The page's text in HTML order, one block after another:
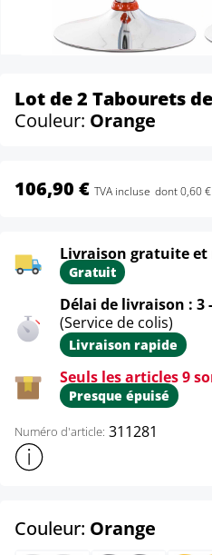
Lot de 2 Tabourets
Couleur: Orange
106,90 € TVA incluse dont 0,60 €
Livraison gratuite
Gratuit
Délai de livraison : 3
(Service de colis)
Livraison rapide
Seuls les articles 9
Presque épuisé
Numéro d'article: 311281
Afficher plus d'informations sur
Couleur: Orange